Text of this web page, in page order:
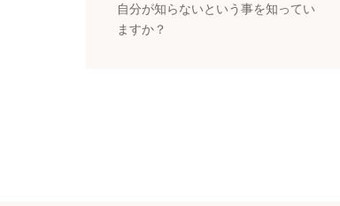
自分が知らないという事を知ってい
ますか？